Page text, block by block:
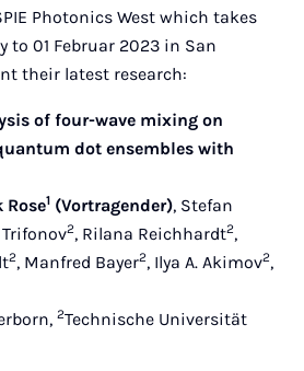
Photonics West which takes
to 01 Februar 2023 in San
their latest research:
of four-wave mixing on
dot ensembles with
Rose1 (Vortragender), Stefan
Trifonov2, Rilana Reichhardt2,
2, Manfred Bayer2, Ilya A. Akimov2,
2Technische Universität